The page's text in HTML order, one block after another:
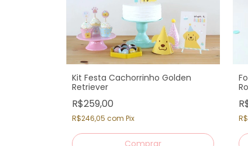
Kit Festa Cachorrinho Golden
Retriever
R$259,00
R$246,05 com Pix